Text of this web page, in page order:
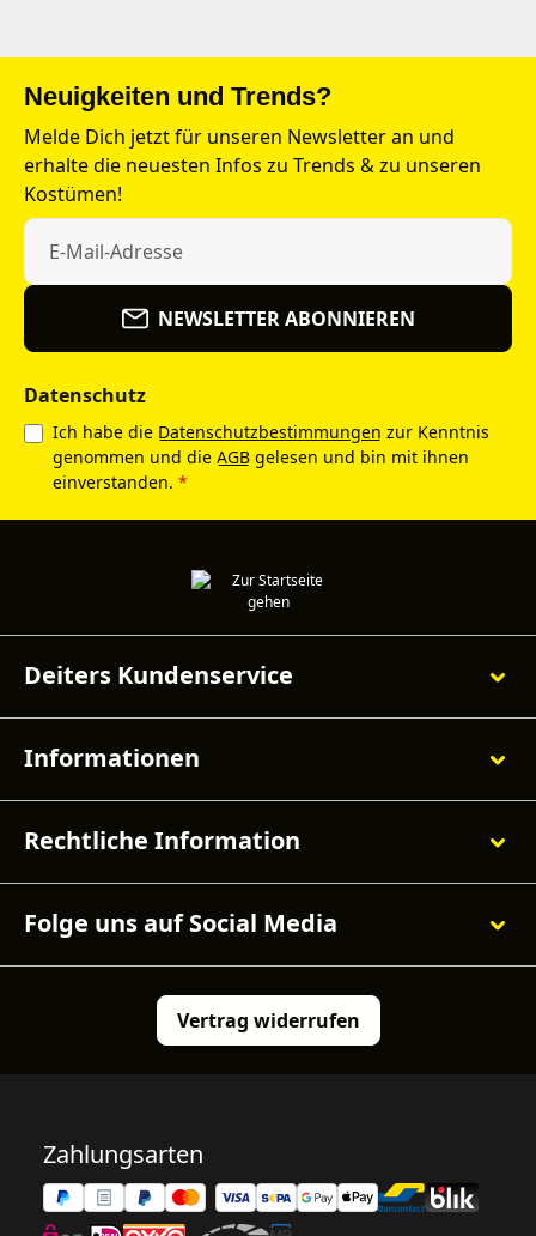
Neuigkeiten und Trends?
Melde Dich jetzt für unseren Newsletter an und
erhalte die neuesten Infos zu Trends & zu unseren
Kostümen!
NEWSLETTER ABONNIEREN
Datenschutz
Ich habe die Datenschutzbestimmungen zur Kenntnis
genommen und die AGB gelesen und bin mit ihnen
einverstanden. *
Deiters Kundenservice
Informationen
Rechtliche Information
Folge uns auf Social Media
Vertrag widerrufen
Zahlungsarten